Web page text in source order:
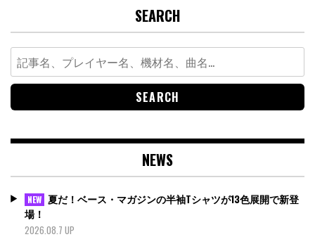
SEARCH
Search
for:
NEWS
NEW 夏だ！ベース・マガジンの半袖Tシャツが13色展開で新登
場！
2026.08.7 UP